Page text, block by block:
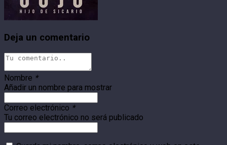
Deja un comentario
Nombre *
Añadir un nombre para mostrar
Correo electrónico *
Tu correo electrónico no será publicado